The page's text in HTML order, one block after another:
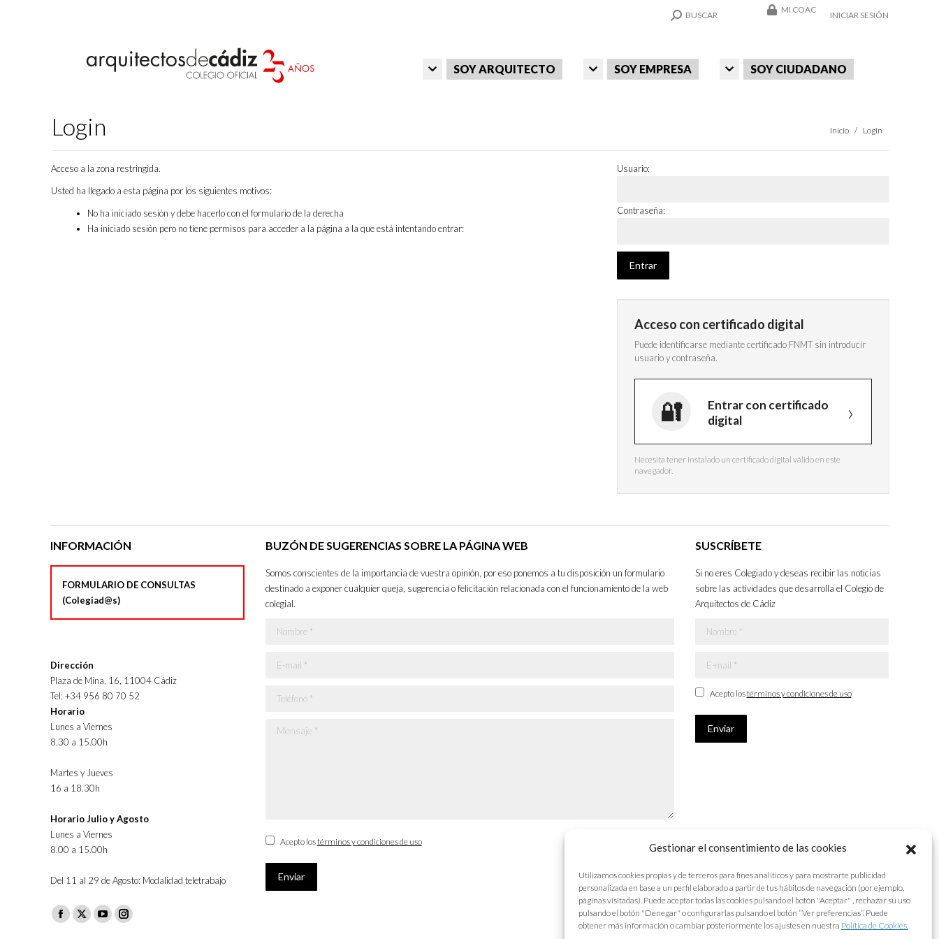
Gestionar el consentimiento de las cookies
Utilizamos cookies propias y de terceros para fines analíticos y para mostrarte publicidad
personalizada en base a un perfil elaborado a partir de tus hábitos de navegación (por ejemplo,
páginas visitadas). Puede aceptar todas las cookies pulsando el botón "Aceptar" , rechazar su uso
pulsando el botón "Denegar" o configurarlas pulsando el botón “Ver preferencias”. Puede
obtener más información o cambiar posteriormente los ajustes en nuestra Política de Cookies.
SEARCH:
BUSCAR
MI COAC
INICIAR SESIÓN
SOY ARQUITECTO SOY EMPRESA SOY CIUDADANO
Login Estás aquí:
Inicio Login
Acceso a la zona restringida.
Usted ha llegado a esta página por los siguientes motivos:
No ha iniciado sesión y debe hacerlo con el formulario de la derecha
Ha iniciado sesión pero no tiene permisos para acceder a la página a la que está intentando entrar:
Usuario:
Contraseña:
Acceso con certificado digital
Puede identificarse mediante certificado FNMT sin introducir
usuario y contraseña.
Entrar con certificado
digital
Necesita tener instalado un certificado digital válido en este
navegador.
INFORMACIÓN
FORMULARIO DE CONSULTAS
(Colegiad@s)
Dirección
Plaza de Mina, 16, 11004 Cádiz
Tel: +34 956 80 70 52
Horario
Lunes a Viernes
8.30 a 15.00h
Martes y Jueves
16 a 18.30h
Horario Julio y Agosto
Lunes a Viernes
8.00 a 15.00h
Del 11 al 29 de Agosto: Modalidad teletrabajo
Facebook
X
YouTubeInstagram
BUZÓN DE SUGERENCIAS SOBRE LA PÁGINA WEB
Somos conscientes de la importancia de vuestra opinión, por eso ponemos a tu disposición un formulario
destinado a exponer cualquier queja, sugerencia o felicitación relacionada con el funcionamiento de la web
colegial.
Nombre *
E-mail *
Teléfono *
Mensaje *
Acepto lostérminos y condiciones de uso
Enviar
SUSCRÍBETE
Si no eres Colegiado y deseas recibir las noticias
sobre las actividades que desarrolla el Colegio de
Arquitectos de Cádiz
Nombre *
E-mail *
Acepto lostérminos y condiciones de uso
Enviar